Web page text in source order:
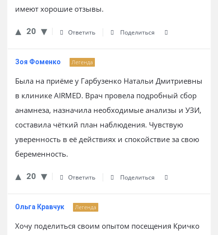
имеют хорошие отзывы.
20 Ответить Поделиться
Зоя Фоменко Легенда
Была на приёме у Гарбузенко Натальи Дмитриевны
в клинике AIRMED. Врач провела подробный сбор
анамнеза, назначила необходимые анализы и УЗИ,
составила чёткий план наблюдения. Чувствую
уверенность в её действиях и спокойствие за свою
беременность.
20 Ответить Поделиться
Ольга Кравчук Легенда
Хочу поделиться своим опытом посещения Кричко